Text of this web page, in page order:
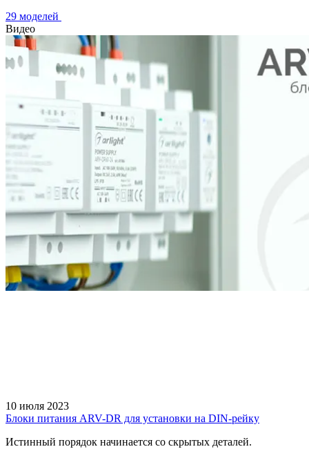
29 моделей
Видео
10 июля 2023
Блоки питания ARV-DR для установки на DIN-рейку
Истинный порядок начинается со скрытых деталей.